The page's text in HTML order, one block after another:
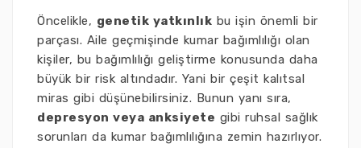
Öncelikle, genetik yatkınlık bu işin önemli bir
parçası. Aile geçmişinde kumar bağımlılığı olan
kişiler, bu bağımlılığı geliştirme konusunda daha
büyük bir risk altındadır. Yani bir çeşit kalıtsal
miras gibi düşünebilirsiniz. Bunun yanı sıra,
depresyon veya anksiyete gibi ruhsal sağlık
sorunları da kumar bağımlılığına zemin hazırlıyor.